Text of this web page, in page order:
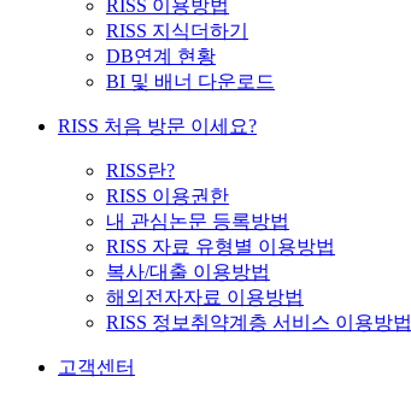
RISS 이용방법
RISS 지식더하기
DB연계 현황
BI 및 배너 다운로드
RISS 처음 방문 이세요?
RISS란?
RISS 이용권한
내 관심논문 등록방법
RISS 자료 유형별 이용방법
복사/대출 이용방법
해외전자자료 이용방법
RISS 정보취약계층 서비스 이용방법
고객센터